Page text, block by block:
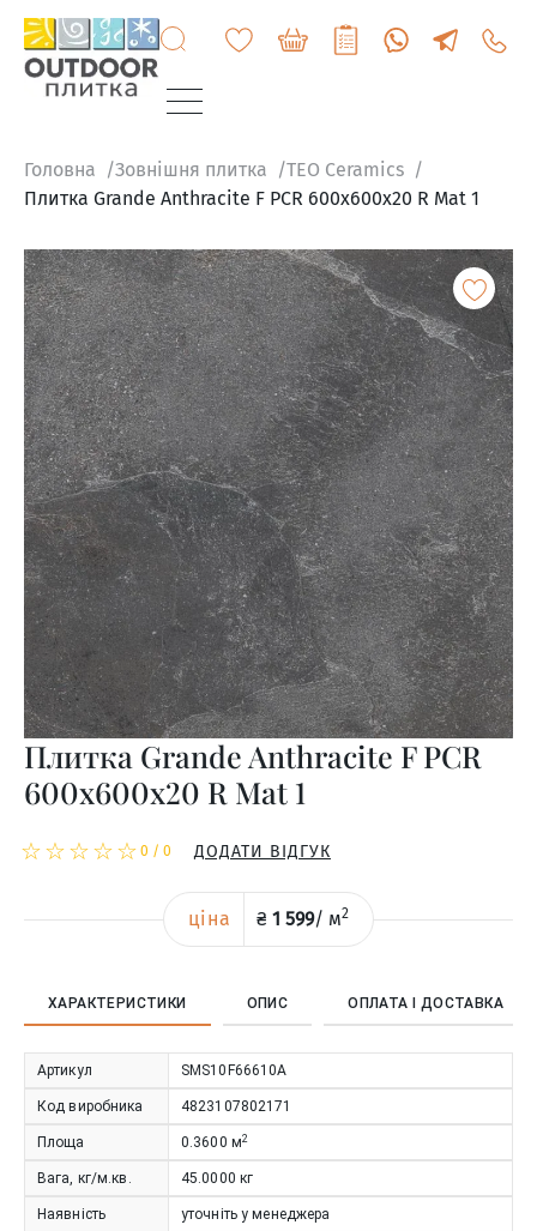
Головна
Зовнішня плитка
TEO Ceramics
Плитка Grande Anthracite F PCR 600x600x20 R Mat 1
Плитка Grande Anthracite F PCR
600x600x20 R Mat 1
☆
★☆
★☆
★☆
★☆
★ 0 / 0 ДОДАТИ ВІДГУК
ціна ₴ 1 599/ м2
ХАРАКТЕРИСТИКИ ОПИС ОПЛАТА І ДОСТАВКА
Артикул SMS10F66610A
Код виробника 4823107802171
Площа 0.3600 м2
Вага, кг/м.кв. 45.0000 кг
Наявність уточніть у менеджера